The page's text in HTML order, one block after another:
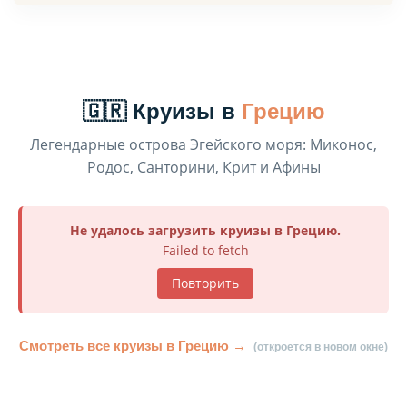
🇬🇷 Круизы в Грецию
Легендарные острова Эгейского моря: Миконос,
Родос, Санторини, Крит и Афины
Не удалось загрузить круизы в Грецию.
Failed to fetch
Повторить
Смотреть все круизы в Грецию → (откроется в новом окне)